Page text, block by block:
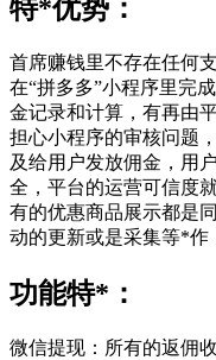
特*优势：
首席赚钱里不存在任何
在“拼多多”小程序里完
金记录和计算，有再由
担心小程序的审核问题
及给用户发放佣金，用
全，平台的运营可信度
有的优惠商品展示都是
动的更新或是采集等*作
功能特*：
微信提现：所有的返佣